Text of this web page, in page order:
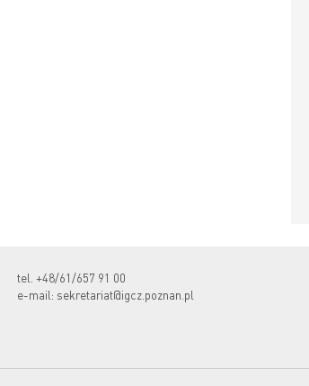
tel. +48/61/657 91 00
e-mail: sekretariat@igcz.poznan.pl